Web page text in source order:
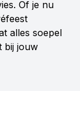
Of je nu
alles soepel
bij jouw